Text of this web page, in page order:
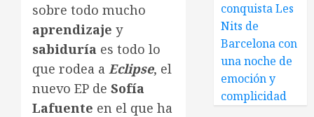
sobre todo mucho
aprendizaje y
sabiduría es todo lo
que rodea a Eclipse, el
nuevo EP de Sofía
Lafuente en el que ha
conquista Les
Nits de
Barcelona con
una noche de
emoción y
complicidad